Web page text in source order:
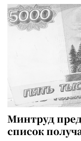
Минтруд
список